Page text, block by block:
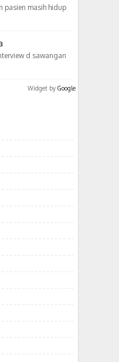
pasien masih hidup
d sawangan
Widget by Google